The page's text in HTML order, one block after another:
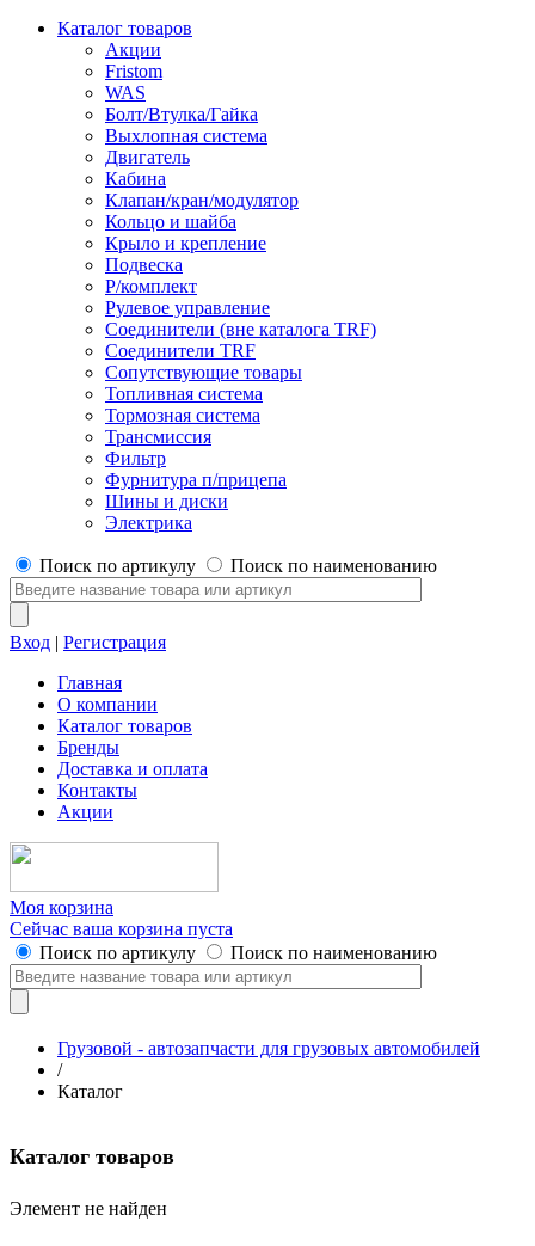
Каталог товаров
Акции
Fristom
WAS
Болт/Втулка/Гайка
Выхлопная система
Двигатель
Кабина
Клапан/кран/модулятор
Кольцо и шайба
Крыло и крепление
Подвеска
Р/комплект
Рулевое управление
Соединители (вне каталога TRF)
Соединители TRF
Сопутствующие товары
Топливная система
Тормозная система
Трансмиссия
Фильтр
Фурнитура п/прицепа
Шины и диски
Электрика
Поиск по артикулу Поиск по наименованию
Вход | Регистрация
Главная
О компании
Каталог товаров
Бренды
Доставка и оплата
Контакты
Акции
Моя корзина
Сейчас ваша корзина пуста
Поиск по артикулу
Поиск по наименованию
Грузовой - автозапчасти для грузовых автомобилей
/
Каталог
Каталог товаров
Элемент не найден